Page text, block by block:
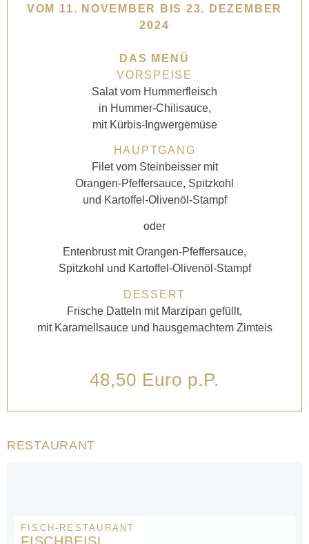
VOM 11. NOVEMBER BIS 23. DEZEMBER
2024
DAS MENÜ
VORSPEISE
Salat vom Hummerfleisch
in Hummer-Chilisauce,
mit Kürbis-Ingwergemüse
HAUPTGANG
Filet vom Steinbeisser mit
Orangen-Pfeffersauce, Spitzkohl
und Kartoffel-Olivenöl-Stampf
oder
Entenbrust mit Orangen-Pfeffersauce,
Spitzkohl und Kartoffel-Olivenöl-Stampf
DESSERT
Frische Datteln mit Marzipan gefüllt,
mit Karamellsauce und hausgemachtem Zimteis
48,50 Euro p.P.
RESTAURANT
FISCH-RESTAURANT
FISCHBEISL